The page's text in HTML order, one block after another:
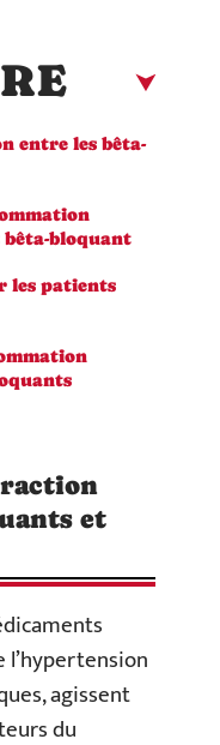
entre les bêta-
bêta-bloquant
les patients
et
agissent
du